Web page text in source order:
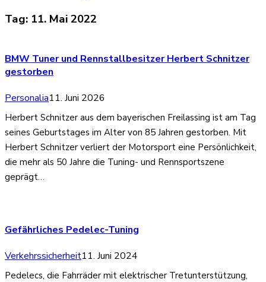
Tag: 11. Mai 2022
BMW Tuner und Rennstallbesitzer Herbert Schnitzer
gestorben
Personalia11. Juni 2026
Herbert Schnitzer aus dem bayerischen Freilassing ist am Tag
seines Geburtstages im Alter von 85 Jahren gestorben. Mit
Herbert Schnitzer verliert der Motorsport eine Persönlichkeit,
die mehr als 50 Jahre die Tuning- und Rennsportszene
geprägt…
Gefährliches Pedelec-Tuning
Verkehrssicherheit11. Juni 2024
Pedelecs, die Fahrräder mit elektrischer Tretunterstützung,